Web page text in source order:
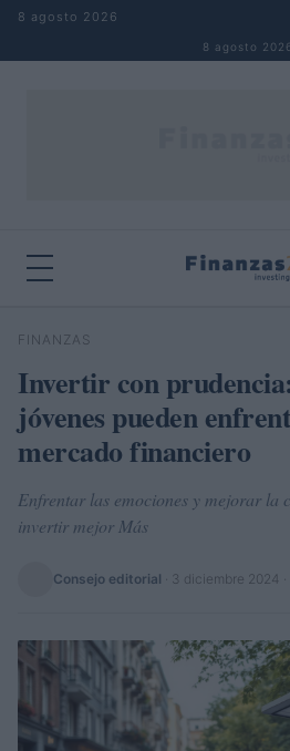
Saltar al contenido
8 agosto 2026
8 agosto 2026
Buscar
FINANZAS
Invertir con
jóvenes pueden
mercado financiero
Enfrentar las emociones y mejorar la
invertir mejor Más
Consejo editorial 3 diciembre 2024